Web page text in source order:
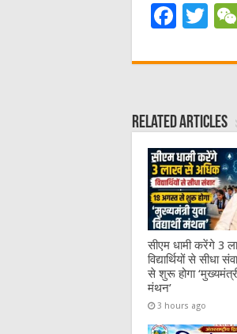
F
c
b
o
o
k
T
it
r
Related Articles
सीएम धामी करेंगे 3
विद्यार्थियों से सीधा
से शुरू होगा ‘मुख्यमंत्री
मंथन’
3 hours ago